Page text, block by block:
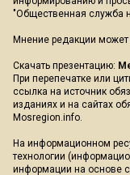
"Общественная служба
Мнение редакции
Скачать презентацию:
При перепечатке или
ссылка на источник
изданиях и на сайтах
Mosregion.info.
На информационном
технологии
информации на основе